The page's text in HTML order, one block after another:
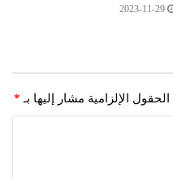
2023-11-29
الحقول الإلزامية مشار إليها بـ *